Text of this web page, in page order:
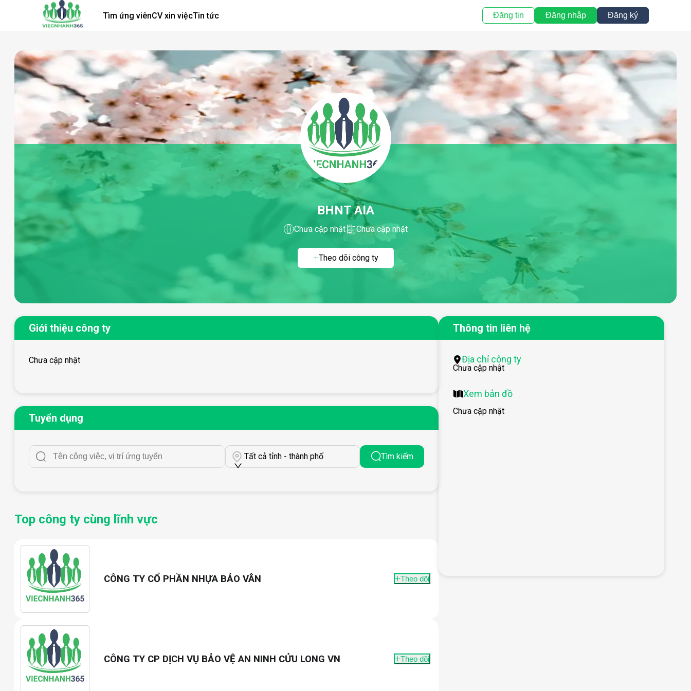
Tìm ứng viênCV xin việcTin tức Đăng tin Đăng nhập Đăng ký
BHNT AIA
Chưa cập nhật Chưa cập nhật
Theo dõi công ty
Giới thiệu công ty
Chưa cập nhật
Tuyển dụng
Tất cả tỉnh - thành phố Tìm kiếm
Top công ty cùng lĩnh vực
CÔNG TY CỔ PHẦN NHỰA BẢO VÂN Theo dõi
CÔNG TY CP DỊCH VỤ BẢO VỆ AN NINH CỬU LONG VN Theo dõi
Thông tin liên hệ
Địa chỉ công ty
Chưa cập nhật
Xem bản đồ
Chưa cập nhật